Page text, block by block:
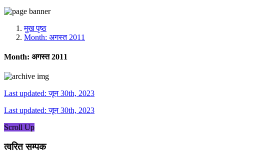
मुख पृष्ठ
Month: अगस्त 2011
Month: अगस्त 2011
Last updated: जून 30th, 2023
Last updated: जून 30th, 2023
Scroll Up
त्वरित सम्पक